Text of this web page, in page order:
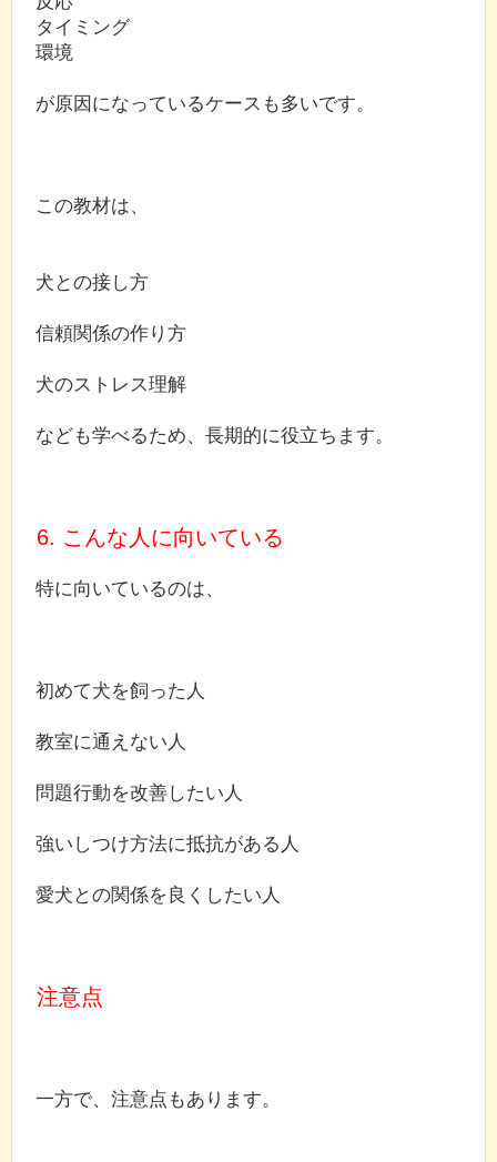
タイミング
環境
が原因になっているケースも多いです。
この教材は、
犬との接し方
信頼関係の作り方
犬のストレス理解
なども学べるため、長期的に役立ちます。
6. こんな人に向いている
特に向いているのは、
初めて犬を飼った人
教室に通えない人
問題行動を改善したい人
強いしつけ方法に抵抗がある人
愛犬との関係を良くしたい人
注意点
一方で、注意点もあります。